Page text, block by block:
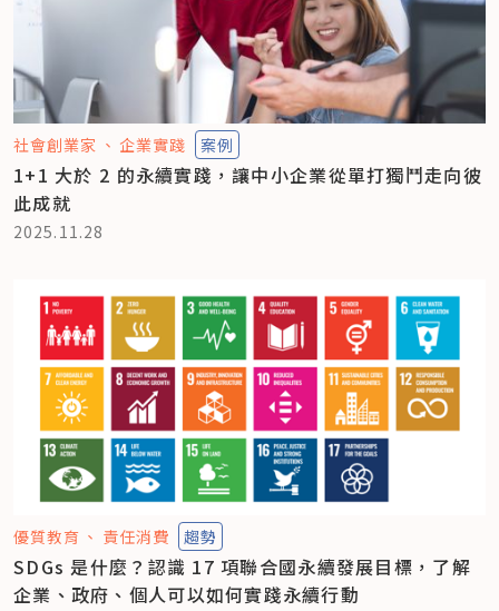
社會創業家 企業實踐 案例
1+1 大於 2 的永續實踐，讓中小企業從單打獨鬥走向彼
此成就
2025.11.28
優質教育 責任消費 趨勢
SDGs 是什麼？認識 17 項聯合國永續發展目標，了解
企業、政府、個人可以如何實踐永續行動